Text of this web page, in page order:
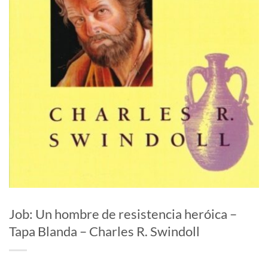
Job: Un hombre de resistencia heróica –
Tapa Blanda – Charles R. Swindoll